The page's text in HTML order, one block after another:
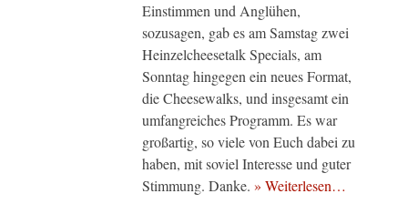
Einstimmen und Anglühen,
sozusagen, gab es am Samstag zwei
Heinzelcheesetalk Specials, am
Sonntag hingegen ein neues Format,
die Cheesewalks, und insgesamt ein
umfangreiches Programm. Es war
großartig, so viele von Euch dabei zu
haben, mit soviel Interesse und guter
Stimmung. Danke. » Weiterlesen…